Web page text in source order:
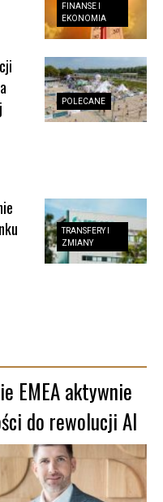
FINANSE I
EKONOMIA
POLECANE
TRANSFERY I
ZMIANY
EMEA aktywnie
do rewolucji AI